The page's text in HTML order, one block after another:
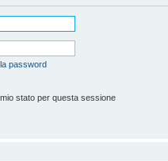
password
stato per questa sessione